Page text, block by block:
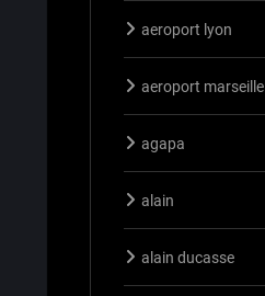
aeroport lyon
aeroport marseille
agapa
alain
alain ducasse